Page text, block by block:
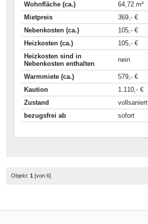
Wohnfläche (ca.)
64,72 m²
Mietpreis
369,- €
Nebenkosten (ca.)
105,- €
Heizkosten (ca.)
105,- €
Heizkosten sind in
Nebenkosten enthalten
nein
Warmmiete (ca.)
579,- €
Kaution
1.110,- €
Zustand
vollsaniert
bezugsfrei ab
sofort
Objekt: 1 [von 6]